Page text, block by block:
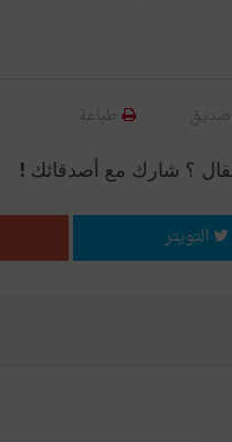
صديق طباعة
؟ شارك مع أصدقائك !
التويتر